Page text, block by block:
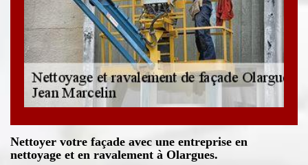
Nettoyer votre façade avec une entreprise en
nettoyage et en ravalement à Olargues.